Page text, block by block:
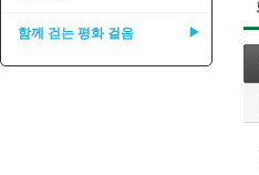
함께 걷는 평화 걸음 ▶